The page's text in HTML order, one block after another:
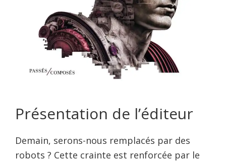
Présentation de l’éditeur
Demain, serons-nous remplacés par des
robots ? Cette crainte est renforcée par le